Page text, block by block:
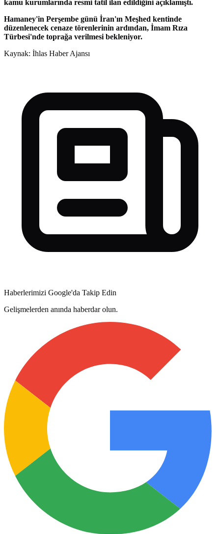
kamu kurumlarında resmi tatil ilan edildiğini açıklamıştı.
Hamaney'in Perşembe günü İran'ın Meşhed kentinde
düzenlenecek cenaze törenlerinin ardından, İmam Rıza
Türbesi'nde toprağa verilmesi bekleniyor.
Kaynak: İhlas Haber Ajansı
Haberlerimizi Google'da Takip Edin
Gelişmelerden anında haberdar olun.